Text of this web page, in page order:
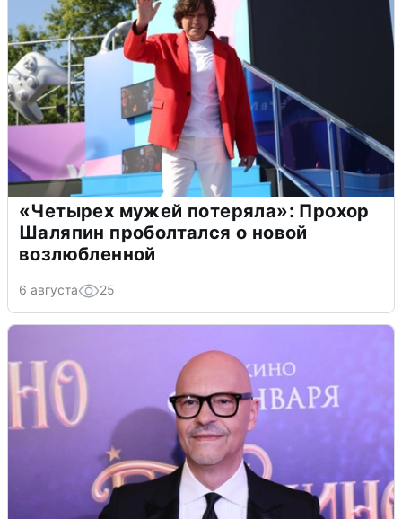
«Четырех мужей потеряла»: Прохор
Шаляпин проболтался о новой
возлюбленной
6 августа 25